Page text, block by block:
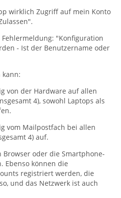
wirklich Zugriff auf mein Konto
"Konfiguration
- Ist der Benutzername oder
kann:
von der Hardware auf allen
4), sowohl Laptops als
vom Mailpostfach bei allen
4) auf.
oder die Smartphone-
Ebenso können die
registriert werden, die
und das Netzwerk ist auch